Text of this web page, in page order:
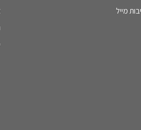
מייל